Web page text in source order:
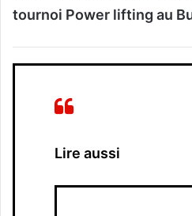
tournoi Power lifting au
Lire aussi